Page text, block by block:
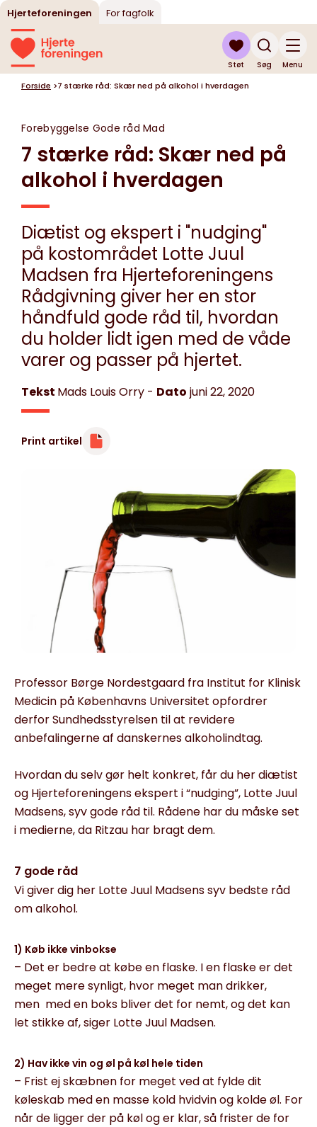
Hjerteforeningen For fagfolk
Søg
Støt Menu
Forside >7 stærke råd: Skær ned på alkohol i hverdagen
Forebyggelse Gode råd Mad
7 stærke råd: Skær ned på
alkohol i hverdagen
Diætist og ekspert i "nudging"
på kostområdet Lotte Juul
Madsen fra Hjerteforeningens
Rådgivning giver her en stor
håndfuld gode råd til, hvordan
du holder lidt igen med de våde
varer og passer på hjertet.
Tekst Mads Louis Orry - Dato juni 22, 2020
Print artikel
Professor Børge Nordestgaard fra Institut for Klinisk
Medicin på Københavns Universitet opfordrer
derfor Sundhedsstyrelsen til at revidere
anbefalingerne af danskernes alkoholindtag.
Hvordan du selv gør helt konkret, får du her diætist
og Hjerteforeningens ekspert i “nudging”, Lotte Juul
Madsens, syv gode råd til. Rådene har du måske set
i medierne, da Ritzau har bragt dem.
7 gode råd
Vi giver dig her Lotte Juul Madsens syv bedste råd
om alkohol.
1) Køb ikke vinbokse
– Det er bedre at købe en flaske. I en flaske er det
meget mere synligt, hvor meget man drikker,
men med en boks bliver det for nemt, og det kan
let stikke af, siger Lotte Juul Madsen.
2) Hav ikke vin og øl på køl hele tiden
– Frist ej skæbnen for meget ved at fylde dit
køleskab med en masse kold hvidvin og kolde øl. For
når de ligger der på køl og er klar, så frister de for